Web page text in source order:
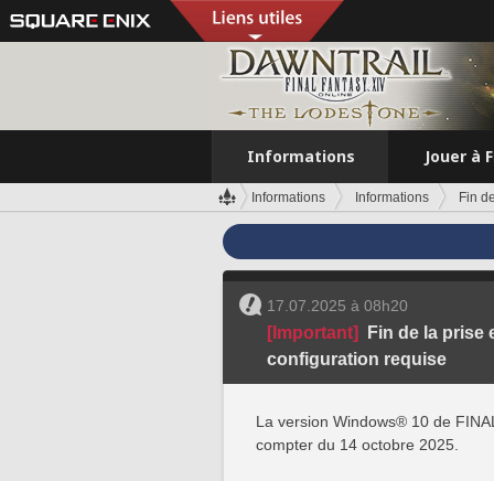
Informations Jouer à
Informations Informations Fin
17.07.2025 à 08h20
[Important]
Fin de la prise
configuration requise
La version Windows® 10 de
compter du 14 octobre 2025.